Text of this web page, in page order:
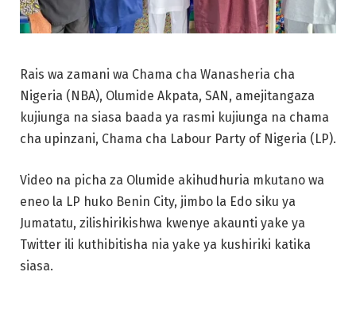
Rais wa zamani wa Chama cha Wanasheria cha
Nigeria (NBA), Olumide Akpata, SAN, amejitangaza
kujiunga na siasa baada ya rasmi kujiunga na chama
cha upinzani, Chama cha Labour Party of Nigeria (LP).
Video na picha za Olumide akihudhuria mkutano wa
eneo la LP huko Benin City, jimbo la Edo siku ya
Jumatatu, zilishirikishwa kwenye akaunti yake ya
Twitter ili kuthibitisha nia yake ya kushiriki katika
siasa.